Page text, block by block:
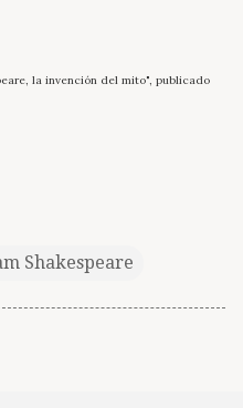
la invención del mito", publicado
Shakespeare